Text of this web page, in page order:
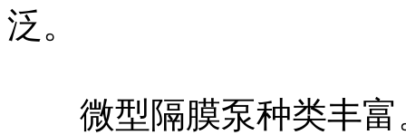
泛。
微型隔膜泵种类丰富